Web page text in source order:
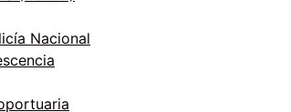
Nacional